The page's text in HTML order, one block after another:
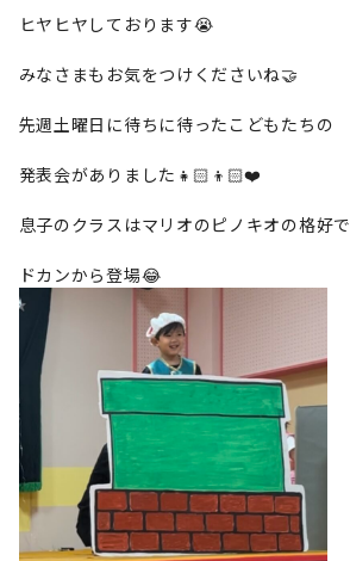
ヒヤヒヤしております😭
みなさまもお気をつけくださいね🤝
先週土曜日に待ちに待ったこどもたちの
発表会がありました👧🏻👦🏻❤️
息子のクラスはマリオのピノキオの格好で
ドカンから登場😂